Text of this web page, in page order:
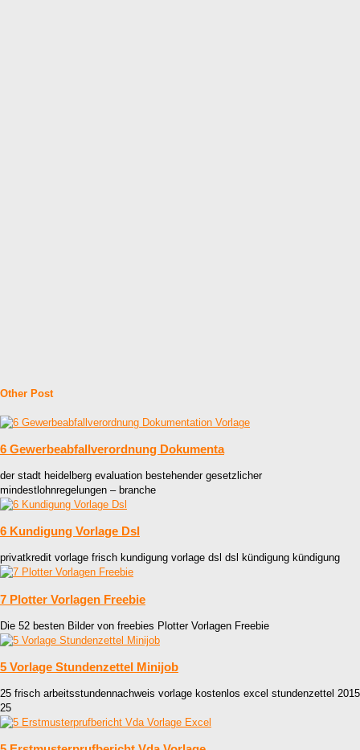
Other Post
6 Gewerbeabfallverordnung Dokumenta
der stadt heidelberg evaluation bestehender gesetzlicher
mindestlohnregelungen – branche
6 Kundigung Vorlage Dsl
privatkredit vorlage frisch kundigung vorlage dsl dsl kündigung kündigung
7 Plotter Vorlagen Freebie
Die 52 besten Bilder von freebies Plotter Vorlagen Freebie
5 Vorlage Stundenzettel Minijob
25 frisch arbeitsstundennachweis vorlage kostenlos excel stundenzettel 2015
25